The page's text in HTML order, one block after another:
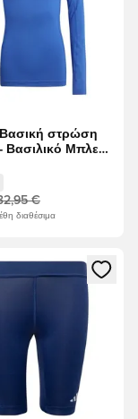
στρώση
Βασιλικό Μπλε
€
διαθέσιμα
εγγραφείτε ως
ένα Modal για να